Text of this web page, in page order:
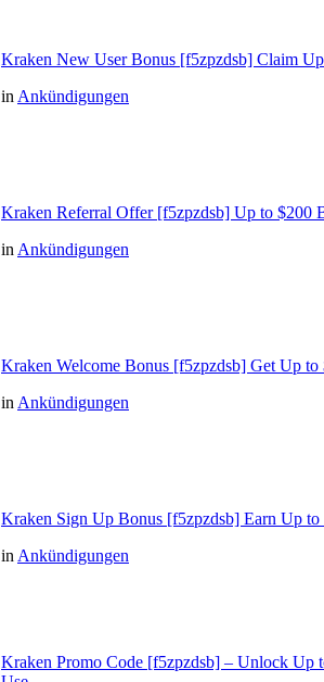
Kraken New User Bonus [f5zpzdsb] Claim
in Ankündigungen
Kraken Referral Offer [f5zpzdsb] Up to $200
in Ankündigungen
Kraken Welcome Bonus [f5zpzdsb] Get Up to
in Ankündigungen
Kraken Sign Up Bonus [f5zpzdsb] Earn Up to
in Ankündigungen
Kraken Promo Code [f5zpzdsb] – Unlock Up